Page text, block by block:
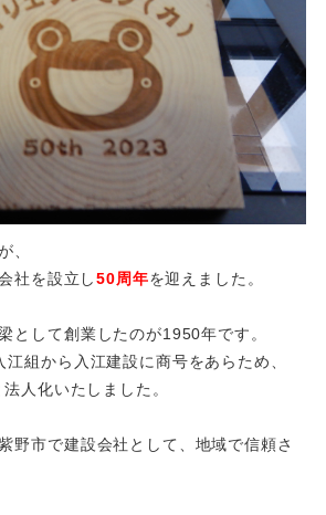
、
社を設立し50周年を迎えました。
として創業したのが1950年です。
組から入江建設に商号をあらため、
人化いたしました。
野市で建設会社として、地域で信頼さ